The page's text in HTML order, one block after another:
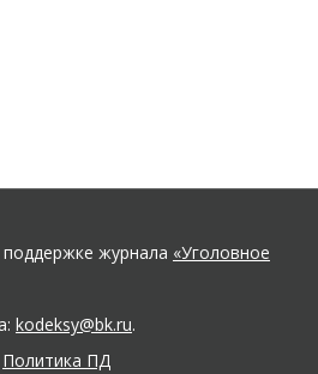
поддержке журнала «Уголовное
kodeksy@bk.ru.
Политика ПД